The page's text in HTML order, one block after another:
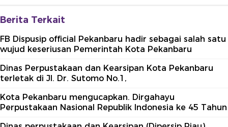
Berita Terkait
FB Dispusip official Pekanbaru hadir sebagai salah satu
wujud keseriusan Pemerintah Kota Pekanbaru
Dinas Perpustakaan dan Kearsipan Kota Pekanbaru
terletak di Jl. Dr. Sutomo No.1,
Kota Pekanbaru mengucapkan. Dirgahayu
Perpustakaan Nasional Republik Indonesia ke 45 Tahun